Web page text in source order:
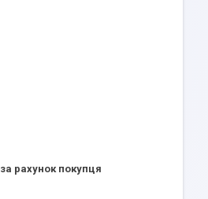
за рахунок покупця